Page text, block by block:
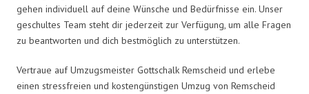
gehen individuell auf deine Wünsche und Bedürfnisse ein. Unser
geschultes Team steht dir jederzeit zur Verfügung, um alle Fragen
zu beantworten und dich bestmöglich zu unterstützen.
Vertraue auf Umzugsmeister Gottschalk Remscheid und erlebe
einen stressfreien und kostengünstigen Umzug von Remscheid